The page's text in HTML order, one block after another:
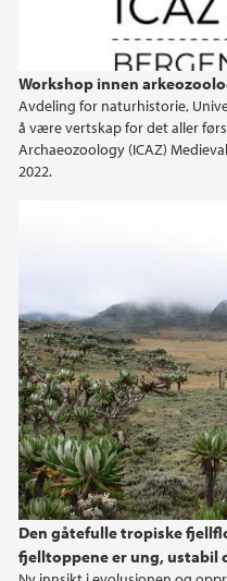
Workshop innen
Avdeling for naturhistorie,
å være vertskap for det aller
Archaeozoology (ICAZ)
2022.
Den gåtefulle tropiske
fjelltoppene er ung, ustabil